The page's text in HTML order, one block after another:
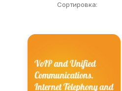
Сортировка: